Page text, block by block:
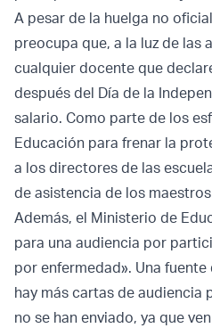
A pesar de la huelga no
preocupa que, a la luz de las
cualquier docente que
después del Día de la
salario. Como parte de los
Educación para frenar la
a los directores de las
de asistencia de los
Además, el Ministerio de
para una audiencia por
por enfermedad». Una
hay más cartas de audiencia
no se han enviado, ya que